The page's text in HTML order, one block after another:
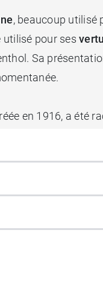
, beaucoup utilisé
utilisé pour ses
Sa
en 1916, a été
t-on la
souvent que